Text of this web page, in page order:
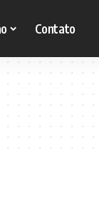
Contato